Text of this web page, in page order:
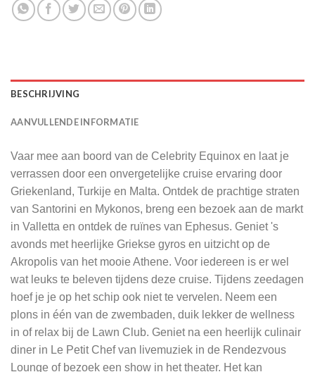
BESCHRIJVING
AANVULLENDE INFORMATIE
Vaar mee aan boord van de Celebrity Equinox en laat je
verrassen door een onvergetelijke cruise ervaring door
Griekenland, Turkije en Malta. Ontdek de prachtige straten
van Santorini en Mykonos, breng een bezoek aan de markt
in Valletta en ontdek de ruïnes van Ephesus. Geniet 's
avonds met heerlijke Griekse gyros en uitzicht op de
Akropolis van het mooie Athene. Voor iedereen is er wel
wat leuks te beleven tijdens deze cruise. Tijdens zeedagen
hoef je je op het schip ook niet te vervelen. Neem een
plons in één van de zwembaden, duik lekker de wellness
in of relax bij de Lawn Club. Geniet na een heerlijk culinair
diner in Le Petit Chef van livemuziek in de Rendezvous
Lounge of bezoek een show in het theater. Het kan